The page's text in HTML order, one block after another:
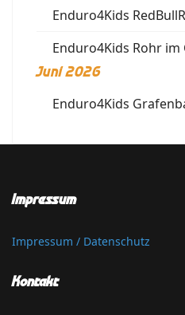
Enduro4Kids
Enduro4Kids Rohr
Juni 2026
Enduro4Kids
Impressum
Impressum / Datenschutz
Kontakt